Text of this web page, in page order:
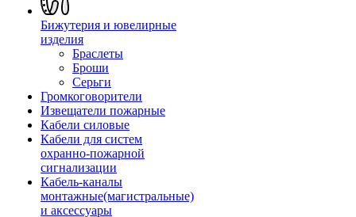
Бижутерия и ювелирные
изделия
Браслеты
Броши
Серьги
Громкоговорители
Извещатели пожарные
Кабели силовые
Кабели для систем
охранно-пожарной
сигнализации
Кабель-каналы
монтажные(магистральные)
и аксессуары